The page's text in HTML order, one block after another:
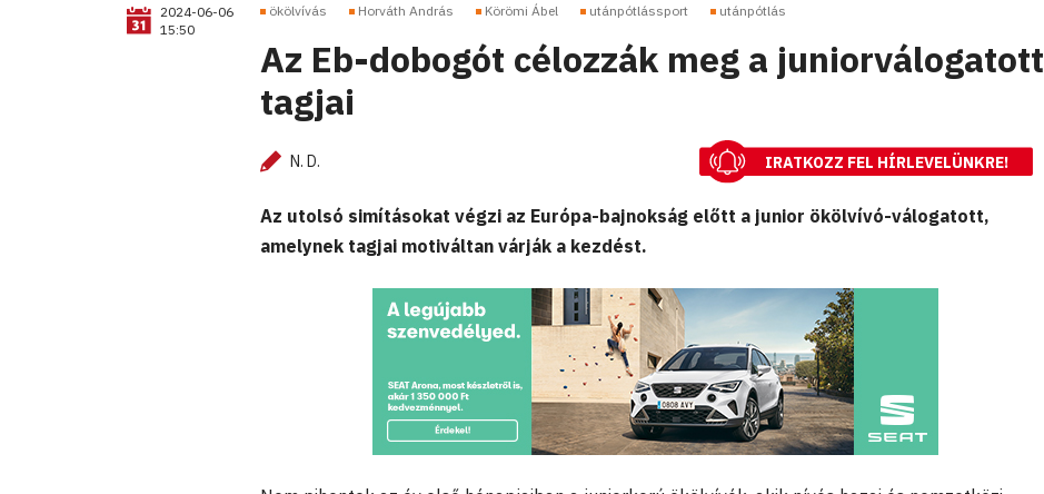
2024-06-06
15:50
ökölvívás Horváth András Körömi Ábel utánpótlássport utánpótlás
Az Eb-dobogót célozzák meg a juniorválogatott
tagjai
N. D. IRATKOZZ FEL HÍRLEVELÜNKRE!
Az utolsó simításokat végzi az Európa-bajnokság előtt a junior ökölvívó-válogatott,
amelynek tagjai motiváltan várják a kezdést.